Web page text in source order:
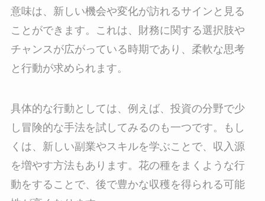
意味は、新しい機会や変化が訪れるサインと見る
ことができます。これは、財務に関する選択肢や
チャンスが広がっている時期であり、柔軟な思考
と行動が求められます。
具体的な行動としては、例えば、投資の分野で少
し冒険的な手法を試してみるのも一つです。もし
くは、新しい副業やスキルを学ぶことで、収入源
を増やす方法もあります。花の種をまくような行
動をすることで、後で豊かな収穫を得られる可能